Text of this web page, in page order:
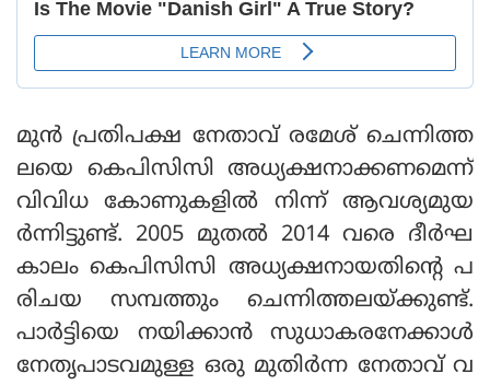
മുന്‍ പ്രതിപക്ഷ നേതാവ് രമേശ് ചെന്നിത്ത
ലയെ കെപിസിസി അധ്യക്ഷനാക്കണമെന്ന്
വിവിധ കോണുകളില്‍ നിന്ന് ആവശ്യമുയ
ര്‍ന്നിട്ടുണ്ട്. 2005 മുതല്‍ 2014 വരെ ദീര്‍ഘ
കാലം കെപിസിസി അധ്യക്ഷനായതിന്റെ പ
രിചയ സമ്പത്തും ചെന്നിത്തലയ്ക്കുണ്ട്.
പാര്‍ട്ടിയെ നയിക്കാന്‍ സുധാകരനേക്കാള്‍
നേതൃപാടവമുള്ള ഒരു മുതിര്‍ന്ന നേതാവ് വ